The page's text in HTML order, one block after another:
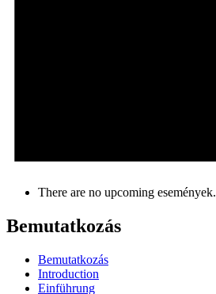
There are no upcoming események.
Bemutatkozás
Bemutatkozás
Introduction
Einführung